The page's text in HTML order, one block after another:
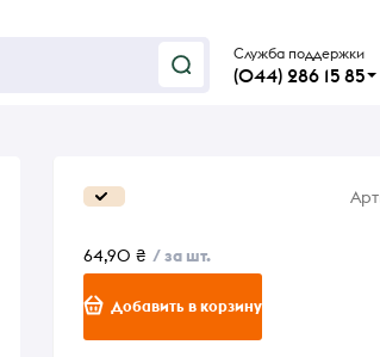
Служба поддержки
(044) 286 15 85
64,90 ₴ / за шт.
Добавить в корзину